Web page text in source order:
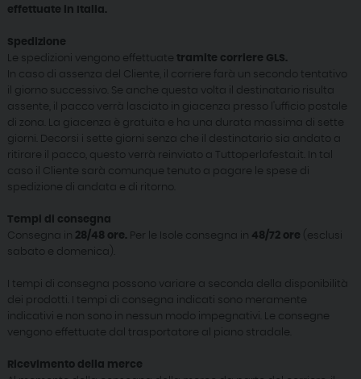
effettuate in Italia.
Spedizione
Le spedizioni vengono effettuate tramite corriere GLS.
In caso di assenza del Cliente, il corriere farà un secondo tentativo
il giorno successivo. Se anche questa volta il destinatario risulta
assente, il pacco verrà lasciato in giacenza presso l'ufficio postale
di zona. La giacenza è gratuita e ha una durata massima di sette
giorni. Decorsi i sette giorni senza che il destinatario sia andato a
ritirare il pacco, questo verrà reinviato a Tuttoperlafesta.it. In tal
caso il Cliente sarà comunque tenuto a pagare le spese di
spedizione di andata e di ritorno.
Tempi di consegna
Consegna in 28/48 ore. Per le Isole consegna in 48/72 ore
(esclusi
sabato e domenica).
I tempi di consegna possono variare a seconda della disponibilità
dei prodotti. I tempi di consegna indicati sono meramente
indicativi e non sono in nessun modo impegnativi. Le consegne
vengono effettuate dal trasportatore al piano stradale.
Ricevimento della merce